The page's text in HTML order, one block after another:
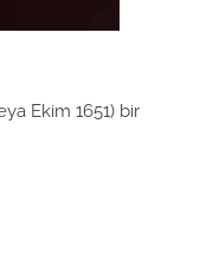
Ekim 1651) bir